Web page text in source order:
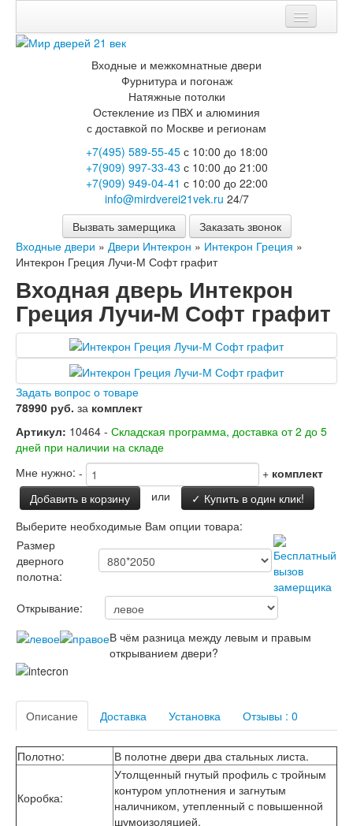
Мои заказы
Корзина
Входные двери
Двери с терморазрывом для улицы
Противопожарные двери
Двери Бункер
Двери Лекс
Двери Рыцарь
Двери Термодор
Арктика
Монолит
Термо
Термо Лацио
Флагман
Электрозамок Смарт
Заводские двери
Двери Лабиринт
Лабиринт Аляска Лайт
Лабиринт Арт
Лабиринт Бетон
Лабиринт Верса
Лабиринт Версаль
Лабиринт Гранд
Лабиринт Дверь двойная тамбурная под
заказ
Лабиринт Имперо
Лабиринт Инфинити
Лабиринт Иссида
Лабиринт Кармина
Лабиринт Классик Антик медный
Лабиринт Кредор
Лабиринт Лаб Про
Лабиринт Лофт
Лабиринт Мегаполис
Лабиринт Норд Плюс
Лабиринт Нью Йорк
Лабиринт Пазл
Лабиринт Пиано
Лабиринт Пиано Смарт 2.0
Входные и межкомнатные двери
Фурнитура и погонаж
Натяжные потолки
Остекление из ПВХ и алюминия
с доставкой по Москве и регионам
+7(495) 589-55-45с 10:00 до 18:00
+7(909) 997-33-43 с 10:00 до 21:00
+7(909) 949-04-41 с 10:00 до 22:00
info@mirdverei21vek.ru 24/7
Вызвать замерщика
Заказать звонок
Входные двери » Двери Интекрон » Интекрон Греция »
Интекрон Греция Лучи-М Софт графит
Входная дверь Интекрон
Греция Лучи-М Софт графит
Задать вопрос о товаре
78990 руб. за комплект
Артикул: 10464 - Складская программа, доставка от 2 до 5
дней при наличии на складе
Мне нужно: - + комплект
Добавить в корзину
или
✓ Купить в один клик!
Выберите необходимые Вам опции товара:
Размер
дверного
полотна:
Открывание:
В чём разница между левым и правым
открыванием двери?
Описание Доставка Установка Отзывы : 0
Полотно: В полотне двери два стальных листа.
Коробка:
Утолщенный гнутый профиль с тройным
контуром уплотнения и загнутым
наличником, утепленный с повышенной
шумоизоляцией.